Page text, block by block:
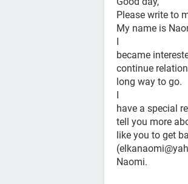
Please write to
My name is
I
became
continue
long way to go.
I
have a special
tell you more
like you to get
Naomi.